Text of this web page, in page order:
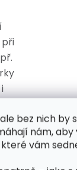
ale bez nich
nám,
vám
a
a